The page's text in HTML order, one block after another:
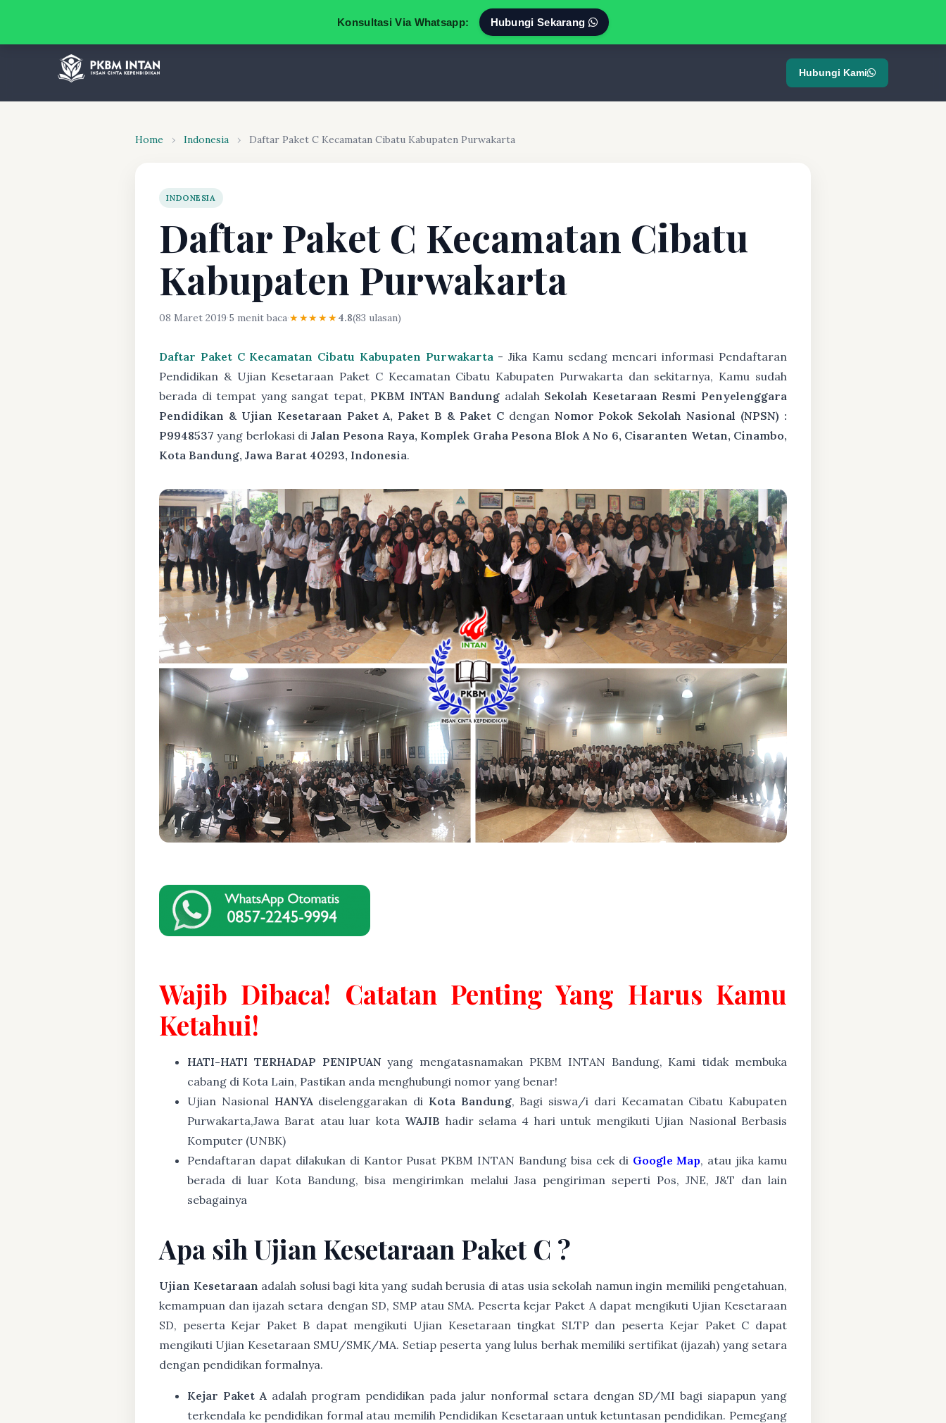
Konsultasi Via Whatsapp: Hubungi Sekarang
Hubungi Kami
Home › Indonesia › Daftar Paket C Kecamatan Cibatu Kabupaten Purwakarta
INDONESIA
Daftar Paket C Kecamatan Cibatu
Kabupaten Purwakarta
08 Maret 2019·5 menit baca·★★★★★4.8(83 ulasan)
Daftar Paket C Kecamatan Cibatu Kabupaten Purwakarta- Jika Kamu sedang mencari informasi Pendaftaran
Pendidikan & Ujian Kesetaraan Paket C Kecamatan Cibatu Kabupaten Purwakarta dan sekitarnya, Kamu sudah
berada di tempat yang sangat tepat, PKBM INTAN Bandung adalah Sekolah Kesetaraan Resmi Penyelenggara
Pendidikan & Ujian Kesetaraan Paket A, Paket B & Paket Cdengan Nomor Pokok Sekolah Nasional (NPSN) :
P9948537 yang berlokasi di Jalan Pesona Raya, Komplek Graha Pesona Blok A No 6, Cisaranten Wetan, Cinambo,
Kota Bandung, Jawa Barat 40293, Indonesia.
Wajib Dibaca! Catatan Penting Yang Harus Kamu
Ketahui!
HATI-HATI TERHADAP PENIPUANyang mengatasnamakan PKBM INTAN Bandung, Kami tidak membuka
cabang di Kota Lain, Pastikan anda menghubungi nomor yang benar!
Ujian Nasional HANYA diselenggarakan di Kota Bandung, Bagi siswa/i dari Kecamatan Cibatu Kabupaten
Purwakarta,Jawa Barat atau luar kota WAJIB hadir selama 4 hari untuk mengikuti Ujian Nasional Berbasis
Komputer (UNBK)
Pendaftaran dapat dilakukan di Kantor Pusat PKBM INTAN Bandung bisa cek di Google Map, atau jika kamu
berada di luar Kota Bandung, bisa mengirimkan melalui Jasa pengiriman seperti Pos, JNE, J&T dan lain
sebagainya
Apa sih Ujian Kesetaraan Paket C ?
Ujian Kesetaraan adalah solusi bagi kita yang sudah berusia di atas usia sekolah namun ingin memiliki pengetahuan,
kemampuan dan ijazah setara dengan SD, SMP atau SMA. Peserta kejar Paket A dapat mengikuti Ujian Kesetaraan
SD, peserta Kejar Paket B dapat mengikuti Ujian Kesetaraan tingkat SLTP dan peserta Kejar Paket C dapat
mengikuti Ujian Kesetaraan SMU/SMK/MA. Setiap peserta yang lulus berhak memiliki sertifikat (ijazah) yang setara
dengan pendidikan formalnya.
Kejar Paket A adalah program pendidikan pada jalur nonformal setara dengan SD/MI bagi siapapun yang
terkendala ke pendidikan formal atau memilih Pendidikan Kesetaraan untuk ketuntasan pendidikan. Pemegang